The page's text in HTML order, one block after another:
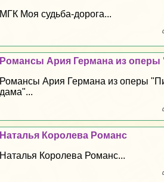
МГК Моя судьба-дорога...
Романсы Ария Германа из оперы
Романсы Ария Германа из оперы
дама"...
Наталья Королева Романс
Наталья Королева Романс...